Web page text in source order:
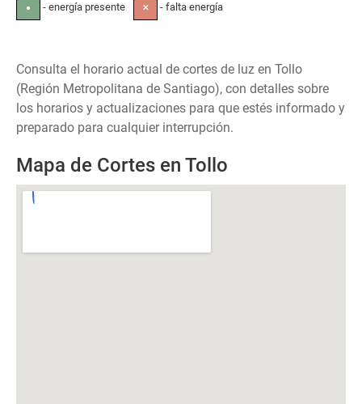
● - energía presente ✕ - falta energía
Consulta el horario actual de cortes de luz en Tollo
(Región Metropolitana de Santiago), con detalles sobre
los horarios y actualizaciones para que estés informado y
preparado para cualquier interrupción.
Mapa de Cortes en Tollo